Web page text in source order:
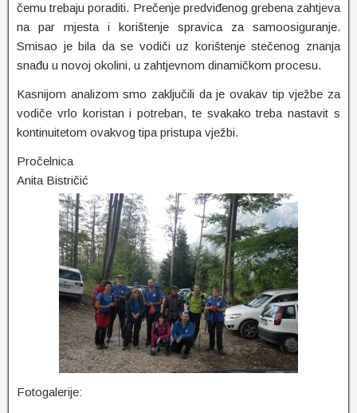
čemu trebaju poraditi. Prečenje predviđenog grebena zahtjeva
na par mjesta i korištenje spravica za samoosiguranje.
Smisao je bila da se vodiči uz korištenje stečenog znanja
snađu u novoj okolini, u zahtjevnom dinamičkom procesu.
Kasnijom analizom smo zaključili da je ovakav tip vježbe za
vodiče vrlo koristan i potreban, te svakako treba nastavit s
kontinuitetom ovakvog tipa pristupa vježbi.
Pročelnica
Anita Bistričić
Fotogalerije: